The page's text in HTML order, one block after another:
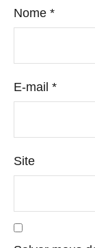
Nome *
E-mail *
Site